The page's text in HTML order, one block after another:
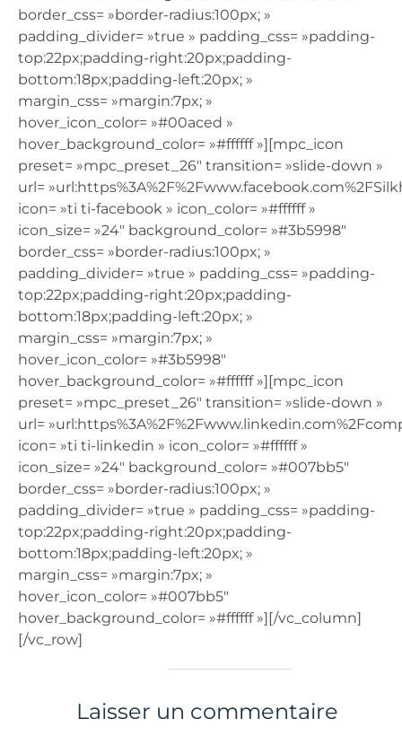
border_css= »border-radius:100px; »
padding_divider= »true » padding_css= »padding-
top:22px;padding-right:20px;padding-
bottom:18px;padding-left:20px; »
margin_css= »margin:7px; »
hover_icon_color= »#00aced »
hover_background_color= »#ffffff »][mpc_icon
preset= »mpc_preset_26″ transition= »slide-down »
url=
icon= »ti ti-facebook » icon_color= »#ffffff »
icon_size= »24″ background_color= »#3b5998″
border_css= »border-radius:100px; »
padding_divider= »true » padding_css= »padding-
top:22px;padding-right:20px;padding-
bottom:18px;padding-left:20px; »
margin_css= »margin:7px; »
hover_icon_color= »#3b5998″
hover_background_color= »#ffffff »][mpc_icon
preset= »mpc_preset_26″ transition= »slide-down »
url=
icon= »ti ti-linkedin » icon_color= »#ffffff »
icon_size= »24″ background_color= »#007bb5″
border_css= »border-radius:100px; »
padding_divider= »true » padding_css= »padding-
top:22px;padding-right:20px;padding-
bottom:18px;padding-left:20px; »
margin_css= »margin:7px; »
hover_icon_color= »#007bb5″
hover_background_color= »#ffffff »][/vc_column]
[/vc_row]
Laisser un commentaire